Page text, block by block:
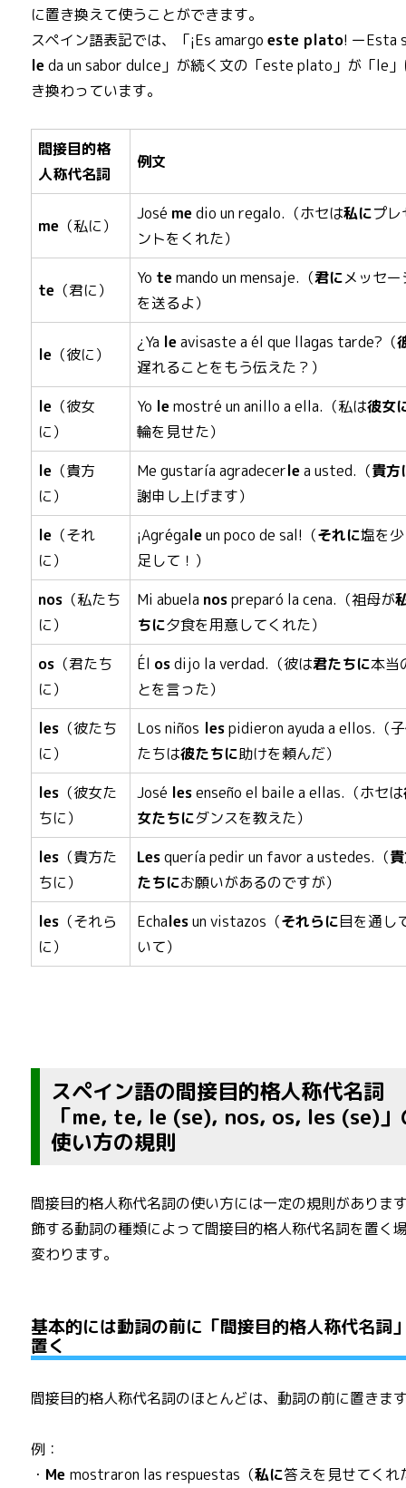
に置き換えて使うことができます。
スペイン語表記では、「¡Es amargoeste plato! ーEsta
leda un sabor dulce」が続く文の「este plato」が「le
き換わっています。
間接目的格
人称代名詞
例文
me （私に）
José medio un regalo.（ホセは私にプレ
ントをくれた）
te （君に）
Yo temando un mensaje.（君にメッセー
を送るよ）
le （彼に）
¿Ya leavisaste a él que llagas tarde?（
遅れることをもう伝えた？）
le （彼女
に）
Yo lemostré un anillo a ella.（私は彼女
輪を見せた）
le （貴方
に）
Me gustaría agradecerlea usted.（貴方
謝申し上げます）
le （それ
に）
¡Agrégaleun poco de sal!（それに塩を
足して！）
nos （私たち
に）
Mi abuela nospreparó la cena.（祖母が
ちに夕食を用意してくれた）
os （君たち
に）
Él osdijo la verdad.（彼は君たちに本当
とを言った）
les （彼たち
に）
Los niños lespidieron ayuda a ellos.（
たちは彼たちに助けを頼んだ）
les （彼女た
ちに）
José lesenseño el baile a ellas.（ホセは
女たちにダンスを教えた）
les （貴方た
ちに）
Lesquería pedir un favor a ustedes.（
たちにお願いがあるのですが）
les （それら
に）
Echalesun vistazos（それらに目を通し
いて）
スペイン語の間接目的格人称代名詞
「me, te, le (se), nos, os, les (se)」
使い方の規則
間接目的格人称代名詞の使い方には一定の規則がありま
飾する動詞の種類によって間接目的格人称代名詞を置く
変わります。
基本的には動詞の前に「間接目的格人称代名詞
置く
間接目的格人称代名詞のほとんどは、動詞の前に置きま
例：
・ Memostraron las respuestas（私に答えを見せてくれ